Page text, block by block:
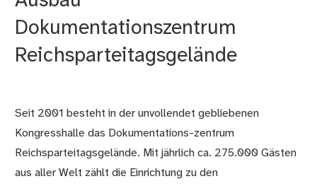
Dokumentationszentrum
Reichsparteitagsgelände
Seit 2001 besteht in der unvollendet gebliebenen
Kongresshalle das Dokumentations-zentrum
Reichsparteitagsgelände. Mit jährlich ca. 275.000 Gästen
aus aller Welt zählt die Einrichtung zu den